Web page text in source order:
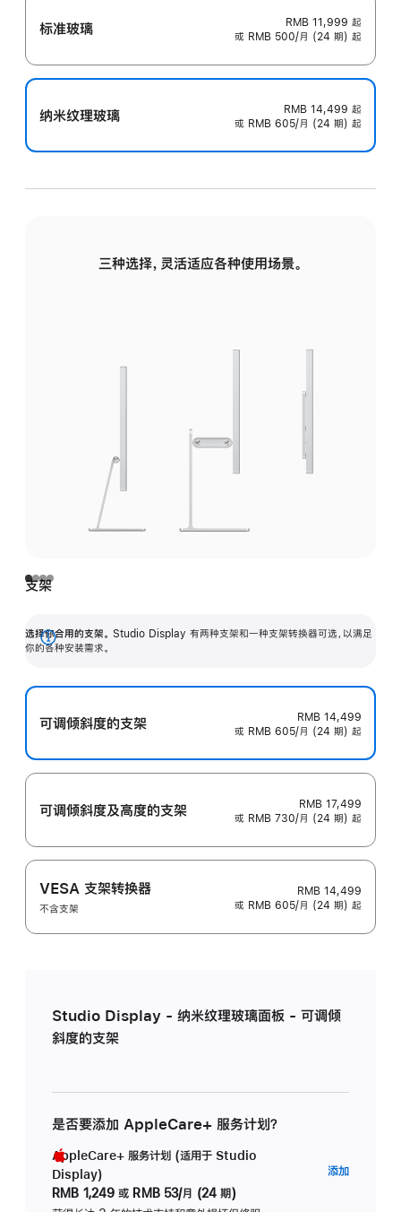
标准玻璃 RMB 11,999 起
或 RMB 500/月 (24 期) 起
纳米纹理玻璃 RMB 14,499 起
或 RMB 605/月 (24 期) 起
三种选择，灵活适应各种使用场景。
支架
选择你合用的支架。 Studio Display 有两种支架和一种支架转换器可选，以满足
你的各种安装需求。
展
可调倾斜度的支架
RMB 14,499
或 RMB 605/月 (24 期) 起
可调倾斜度及高‍度的支‍架
RMB 17,499
或 RMB 730/月 (24 期) 起
VESA 支架转换器
不含支架
RMB 14,499
或 RMB 605/月 (24 期) 起
Studio Display - 纳米纹理玻璃面板 - 可调倾
斜度的支架
是否要添加 AppleCare+ 服务计划？
AppleCare+ 服务计划 (适用于 Studio
Display)
RMB 1,249 或 RMB 53/月 (24 期)
添加